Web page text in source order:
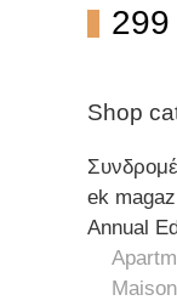
299
Shop
ek
Annual